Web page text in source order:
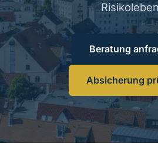
Beratung
Absicherung